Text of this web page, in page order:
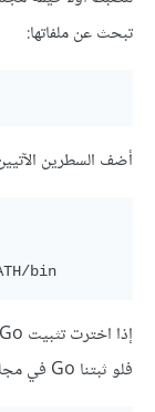
تبحث عن ملفاتها:
أضف السطرين
bin
فلو ثبتنا Go في مجلد Home على سبيل المثال، فسنضيف: